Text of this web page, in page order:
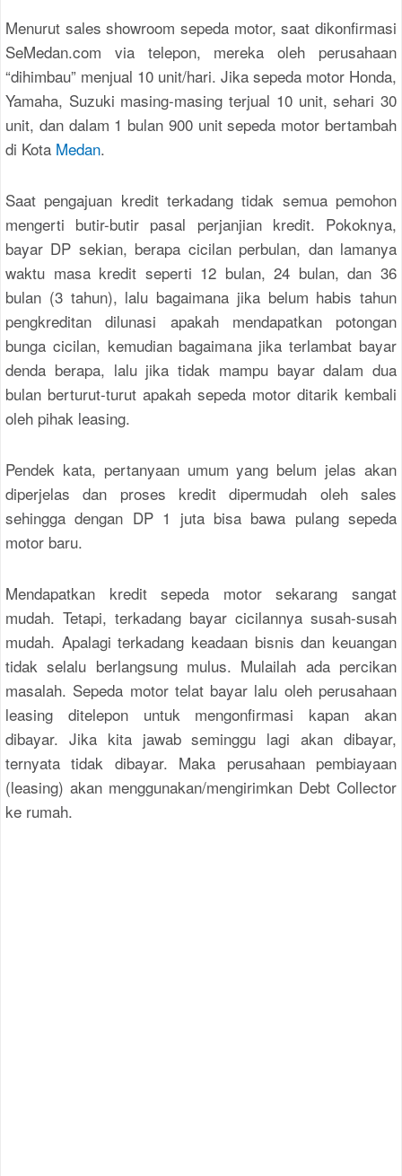
Menurut sales showroom sepeda motor, saat dikonfirmasi
SeMedan.com via telepon, mereka oleh perusahaan
“dihimbau” menjual 10 unit/hari. Jika sepeda motor Honda,
Yamaha, Suzuki masing-masing terjual 10 unit, sehari 30
unit, dan dalam 1 bulan 900 unit sepeda motor bertambah
di Kota Medan.
Saat pengajuan kredit terkadang tidak semua pemohon
mengerti butir-butir pasal perjanjian kredit. Pokoknya,
bayar DP sekian, berapa cicilan perbulan, dan lamanya
waktu masa kredit seperti 12 bulan, 24 bulan, dan 36
bulan (3 tahun), lalu bagaimana jika belum habis tahun
pengkreditan dilunasi apakah mendapatkan potongan
bunga cicilan, kemudian bagaimana jika terlambat bayar
denda berapa, lalu jika tidak mampu bayar dalam dua
bulan berturut-turut apakah sepeda motor ditarik kembali
oleh pihak leasing.
Pendek kata, pertanyaan umum yang belum jelas akan
diperjelas dan proses kredit dipermudah oleh sales
sehingga dengan DP 1 juta bisa bawa pulang sepeda
motor baru.
Mendapatkan kredit sepeda motor sekarang sangat
mudah. Tetapi, terkadang bayar cicilannya susah-susah
mudah. Apalagi terkadang keadaan bisnis dan keuangan
tidak selalu berlangsung mulus. Mulailah ada percikan
masalah. Sepeda motor telat bayar lalu oleh perusahaan
leasing ditelepon untuk mengonfirmasi kapan akan
dibayar. Jika kita jawab seminggu lagi akan dibayar,
ternyata tidak dibayar. Maka perusahaan pembiayaan
(leasing) akan menggunakan/mengirimkan Debt Collector
ke rumah.